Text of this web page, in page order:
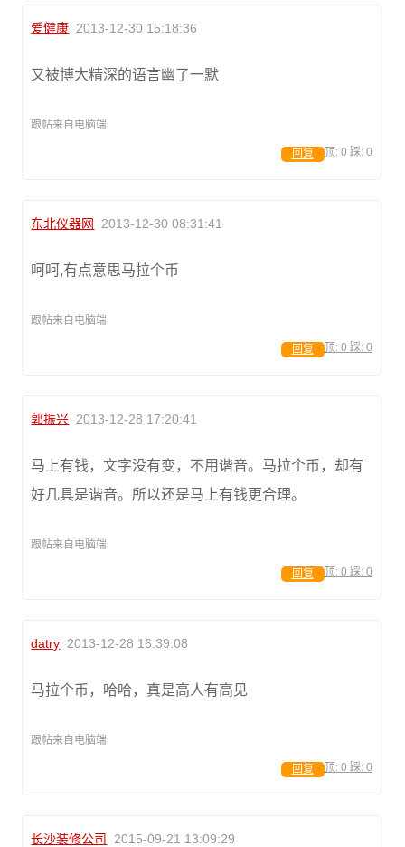
爱健康 2013-12-30 15:18:36
又被博大精深的语言幽了一默
跟帖来自电脑端
顶: 0 踩: 0
回复
东北仪器网 2013-12-30 08:31:41
呵呵,有点意思马拉个币
跟帖来自电脑端
顶: 0 踩: 0
回复
郭振兴 2013-12-28 17:20:41
马上有钱，文字没有变，不用谐音。马拉个币，却有
好几具是谐音。所以还是马上有钱更合理。
跟帖来自电脑端
顶: 0 踩: 0
回复
datry 2013-12-28 16:39:08
马拉个币，哈哈，真是高人有高见
跟帖来自电脑端
顶: 0 踩: 0
回复
长沙装修公司 2015-09-21 13:09:29